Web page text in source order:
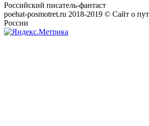
Российский писатель-фантаст
poehat-posmotret.ru 2018-2019 © Сайт о
России